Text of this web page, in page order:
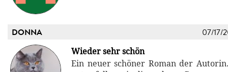
DONNA 07/17/
Wieder sehr schön
Ein neuer schöner Roman der